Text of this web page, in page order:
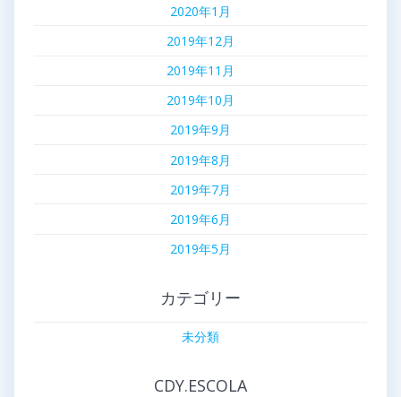
2020年1月
2019年12月
2019年11月
2019年10月
2019年9月
2019年8月
2019年7月
2019年6月
2019年5月
カテゴリー
未分類
CDY.ESCOLA